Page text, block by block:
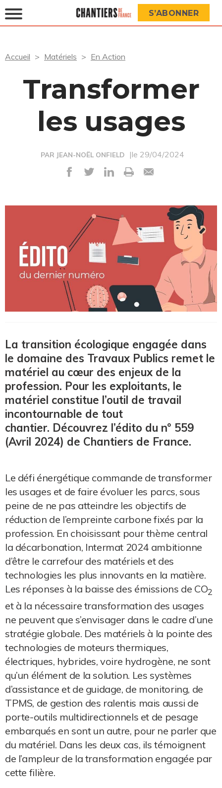
S’ABONNER
Accueil Matériels En Action
Transformer
les usages
PAR JEAN-NOËL ONFIELD |le 29/04/2024
La transition écologique engagée dans
le domaine des Travaux Publics remet le
matériel au cœur des enjeux de la
profession. Pour les exploitants, le
matériel constitue l’outil de travail
incontournable de tout
chantier. Découvrez l’édito du n° 559
(Avril 2024) de Chantiers de France.
Le défi énergétique commande de transformer
les usages et de faire évoluer les parcs, sous
peine de ne pas atteindre les objectifs de
réduction de l’empreinte carbone fixés par la
profession. En choisissant pour thème central
la décarbonation, Intermat 2024 ambitionne
d’être le carrefour des matériels et des
technologies les plus innovants en la matière.
Les réponses à la baisse des émissions de CO2
et à la nécessaire transformation des usages
ne peuvent que s’envisager dans le cadre d’une
stratégie globale. Des matériels à la pointe des
technologies de moteurs thermiques,
électriques, hybrides, voire hydrogène, ne sont
qu’un élément de la solution. Les systèmes
d’assistance et de guidage, de monitoring, de
TPMS, de gestion des ralentis mais aussi de
porte-outils multidirectionnels et de pesage
embarqués en sont un autre, pour ne parler que
du matériel. Dans les deux cas, ils témoignent
de l’ampleur de la transformation engagée par
cette filière.